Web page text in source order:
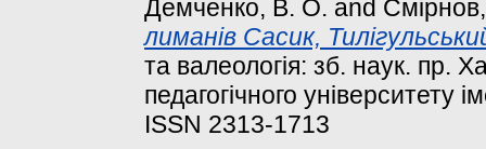
Демченко, В. О. and
лиманів Сасик,
та валеологія: зб. наук. пр.
педагогічного університету
ISSN 2313-1713